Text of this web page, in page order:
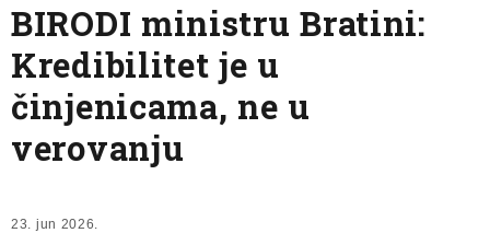
Propaganda Lokalni mediji
Informer Slavko Ćuruvija
BIRODI ministru Bratini:
Kredibilitet je u
činjenicama, ne u
verovanju
23. jun 2026.